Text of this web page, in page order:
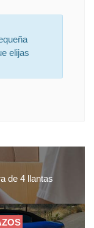
elijas
de 4 llantas